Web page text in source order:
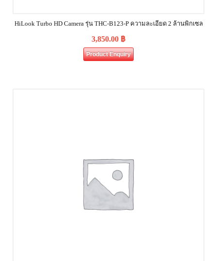
HiLook Turbo HD Camera รุ่น THC-B123-P ความละเอียด 2 ล้านพิกเซล
3,850.00 ฿
Product Enquiry